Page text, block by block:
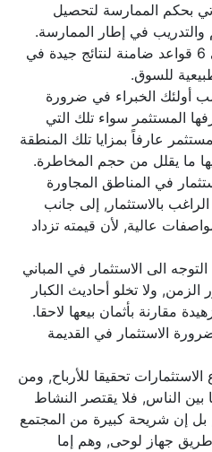
بحكم الممارسة لتحصيل
والتدريب في إطار الممارسة.
ويقدم الخبراء نصائح تستند إلى 6 قواعد ضامنة لنتائج جيدة في
للسوق.
الخبراء في ضرورة
المستثمر سواء تلك التي
عارفاً بمزايا تلك المنطقة
ما يقلل من حجم المخاطرة.
في المناطق المجاورة
بالاستثمار, إلى جانب
عالية, لأن قيمته تزداد
الى الاستثمار في المباني
ولا تخلو أحاديث الكبار
بأثمان بيعها لاحقا.
الاستثمار في القديمة
تحقيقا للأرباح, ومن
الناس, فلا يقتصر النشاط
إن شريحة كبيرة من المجتمع
جهاز لوحى, وهم إما